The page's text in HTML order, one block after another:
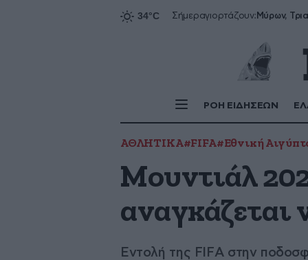
Σήμεραγιορτάζουν:
ΡΟΗ ΕΙΔΗΣΕΩΝ
ΑΘΛΗΤΙΚΑ#FIFA#Εθνική
Μουντιάλ
αναγκάζεται
Εντολή της FIFA στην